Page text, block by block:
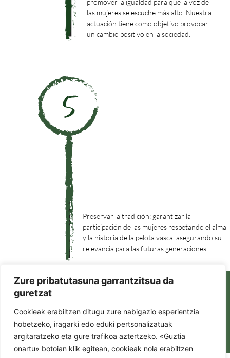
Zure pribatutasuna garrantzitsua da
guretzat
Cookieak erabiltzen ditugu zure nabigazio esperientzia
hobetzeko, iragarki edo eduki pertsonalizatuak
argitaratzeko eta gure trafikoa aztertzeko. «Guztia
onartu» botoian klik egitean, cookieak nola erabiltzen
promover la igualdad para que la voz de
las mujeres se escuche más alto. Nuestra
actuación tiene como objetivo provocar
un cambio positivo en la sociedad.
Preservar la tradición: garantizar la
participación de las mujeres respetando el alma
y la historia de la pelota vasca, asegurando su
relevancia para las futuras generaciones.
Ponte en contacto con nosotras
Política de privacidad
Política de devoluciones y
reembolsos